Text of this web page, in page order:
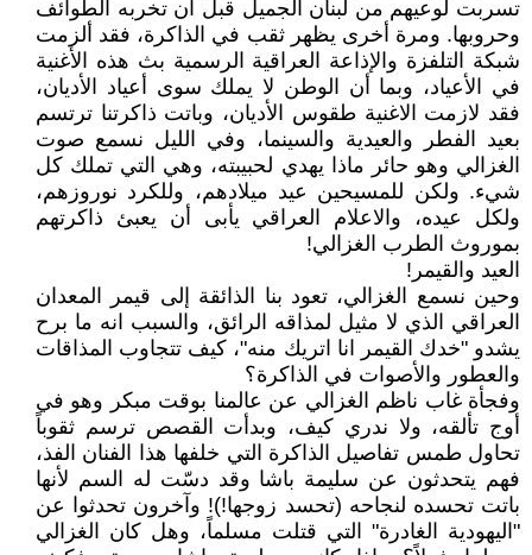
تسربت لوعيهم من لبنان الجميل قبل أن تخربه الطوائف
وحروبها. ومرة أخرى يظهر ثقب في الذاكرة، فقد ألزمت
شبكة التلفزة والإذاعة العراقية الرسمية بث هذه الأغنية
في الأعياد، وبما أن الوطن لا يملك سوى أعياد الأديان،
فقد لازمت الاغنية طقوس الأديان، وباتت ذاكرتنا ترتسم
بعيد الفطر والعيدية والسينما، وفي الليل نسمع صوت
الغزالي وهو حائر ماذا يهدي لحبيبته، وهي التي تملك كل
شيء. ولكن للمسيحين عيد ميلادهم، وللكرد نوروزهم،
ولكل عيده، والاعلام العراقي يأبى أن يعبئ ذاكرتهم
بموروث الطرب الغزالي!
العيد والقيمر!
وحين نسمع الغزالي، تعود بنا الذائقة إلى قيمر المعدان
العراقي الذي لا مثيل لمذاقه الرائق، والسبب انه ما برح
يشدو "خدك القيمر انا اتريك منه"، كيف تتجاوب المذاقات
والعطور والأصوات في الذاكرة؟
وفجأة غاب ناظم الغزالي عن عالمنا بوقت مبكر وهو في
أوج تألقه، ولا ندري كيف، وبدأت القصص ترسم ثقوباً
تحاول طمس تفاصيل الذاكرة التي خلفها هذا الفنان الفذ،
فهم يتحدثون عن سليمة باشا وقد دسّت له السم لأنها
باتت تحسده لنجاحه (تحسد زوجها!)! وآخرون تحدثوا عن
"اليهودية الغادرة" التي قتلت مسلماً، وهل كان الغزالي